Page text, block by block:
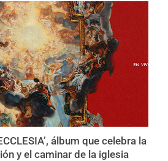
álbum que celebra la
y el caminar de la iglesia